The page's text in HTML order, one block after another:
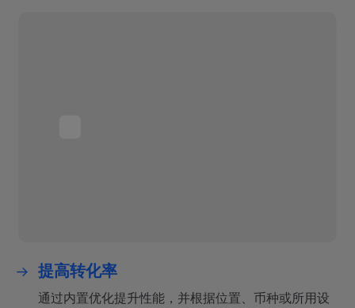
提高转化率
通过内置优化提升性能，并根据位置、币种或所用设